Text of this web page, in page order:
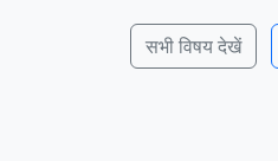
सभी विषय देखें